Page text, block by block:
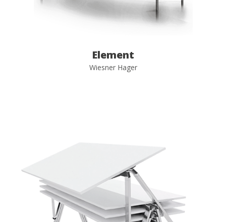
Element
Wiesner Hager